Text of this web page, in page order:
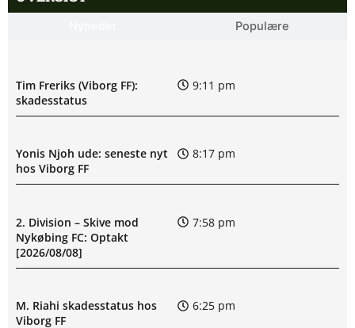
Populære
Tim Freriks (Viborg FF):
skadesstatus
9:11 pm
Yonis Njoh ude: seneste nyt
hos Viborg FF
8:17 pm
2. Division – Skive mod
Nykøbing FC: Optakt
[2026/08/08]
7:58 pm
M. Riahi skadesstatus hos
Viborg FF
6:25 pm